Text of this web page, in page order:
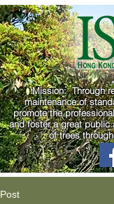
Mission: Through
maintenance of
promote the
and foster a great public
of trees
Post